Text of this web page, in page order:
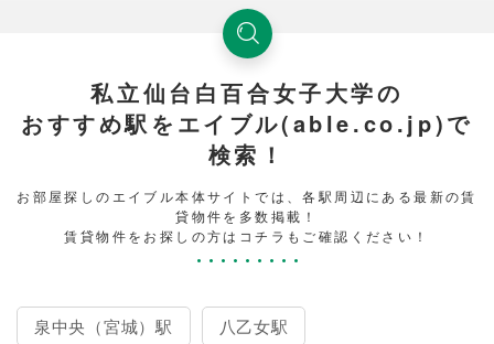
私立仙台白百合女子大学の
おすすめ駅をエイブル(able.co.jp)で
検索！
お部屋探しのエイブル本体サイトでは、各駅周辺にある最新の賃
貸物件を多数掲載！
賃貸物件をお探しの方はコチラもご確認ください！
泉中央（宮城）駅 八乙女駅